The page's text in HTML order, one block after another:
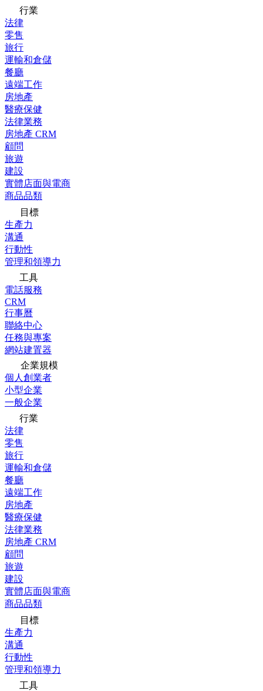
行業
法律
零售
旅行
運輸和倉儲
餐廳
遠端工作
房地產
醫療保健
法律業務
房地產 CRM
顧問
旅遊
建設
實體店面與電商
商品品類
目標
生產力
溝通
行動性
管理和領導力
工具
電話服務
CRM
行事曆
聯絡中心
任務與專案
網站建置器
企業規模
個人創業者
小型企業
一般企業
行業
法律
零售
旅行
運輸和倉儲
餐廳
遠端工作
房地產
醫療保健
法律業務
房地產 CRM
顧問
旅遊
建設
實體店面與電商
商品品類
目標
生產力
溝通
行動性
管理和領導力
工具